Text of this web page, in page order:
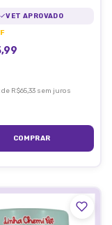
VET APROVADO
de R$65,33 sem juros